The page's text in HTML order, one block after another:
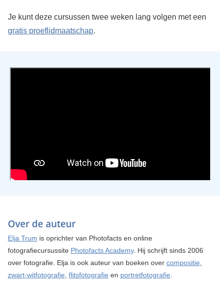
Je kunt deze cursussen twee weken lang volgen met een
gratis proeflidmaatschap.
Over de auteur
Elja Trum is oprichter van Photofacts en online
fotografiecursussite Photofacts Academy. Hij schrijft sinds 2006
over fotografie. Elja is ook auteur van boeken over compositie
zwart-witfotografie flitsfotografie en portretfotografie